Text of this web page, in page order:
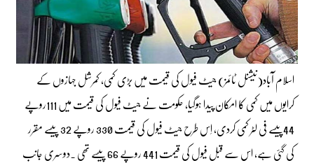
اسلام آباد(نیشنل ٹائمز) جیٹ فیول کی قیمت میں بڑی کمی، کمرشل جہازوں کے
کرایوں میں کمی کا امکان پیدا ہوگیا، حکومت نے جیٹ فیول کی قیمت میں 111روپے
44پیسے فی لٹر کمی کردی، اِس طرح جیٹ فیول کی قیمت 330 روپے 32 پیسے مقرر
کی گئی ہے، اس سے قبل فیول کی قیمت 441 روپے 66 پیسے تھی ۔دوسری جانب